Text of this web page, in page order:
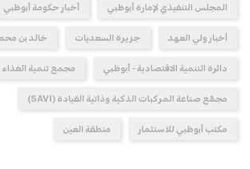
المجلس التنفيذي لإمارة أبوظبي أخبار حكومة أبوظبي
أخبار ولي العهد جزيرة السعديات خالد بن
دائرة التنمية الاقتصادية - أبوظبي مجمع تنمية الغذاء
مجمّع صناعة المركبات الذكية وذاتية القيادة (SAVI)
مكتب أبوظبي للاستثمار منطقة العين